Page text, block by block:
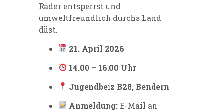
Räder entsperrst und
umweltfreundlich durchs Land
düst.
21. April 2026
14.00 – 16.00 Uhr
Jugendbeiz B28, Bendern
Anmeldung:E-Mail an